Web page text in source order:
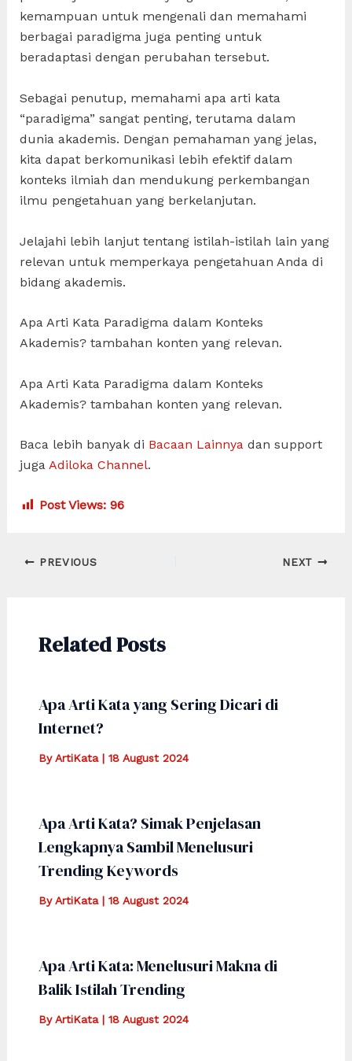
kemampuan untuk mengenali dan memahami
berbagai paradigma juga penting untuk
beradaptasi dengan perubahan tersebut.
Sebagai penutup, memahami apa arti kata
“paradigma” sangat penting, terutama dalam
dunia akademis. Dengan pemahaman yang jelas,
kita dapat berkomunikasi lebih efektif dalam
konteks ilmiah dan mendukung perkembangan
ilmu pengetahuan yang berkelanjutan.
Jelajahi lebih lanjut tentang istilah-istilah lain yang
relevan untuk memperkaya pengetahuan Anda di
bidang akademis.
Apa Arti Kata Paradigma dalam Konteks
Akademis? tambahan konten yang relevan.
Apa Arti Kata Paradigma dalam Konteks
Akademis? tambahan konten yang relevan.
Baca lebih banyak di Bacaan Lainnyadan support
juga Adiloka Channel.
Post Views: 96
Post
PREVIOUS NEXT
Related Posts
Apa Arti Kata yang Sering Dicari di
Internet?
ByArtiKata | 18 August 2024
Apa Arti Kata? Simak Penjelasan
Lengkapnya Sambil Menelusuri
Trending Keywords
ByArtiKata | 18 August 2024
Apa Arti Kata: Menelusuri Makna di
Balik Istilah Trending
ByArtiKata | 18 August 2024